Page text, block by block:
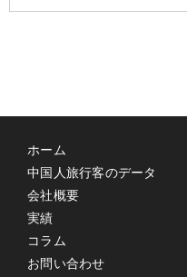
ホーム
中国人旅行客のデータ
会社概要
実績
コラム
お問い合わせ